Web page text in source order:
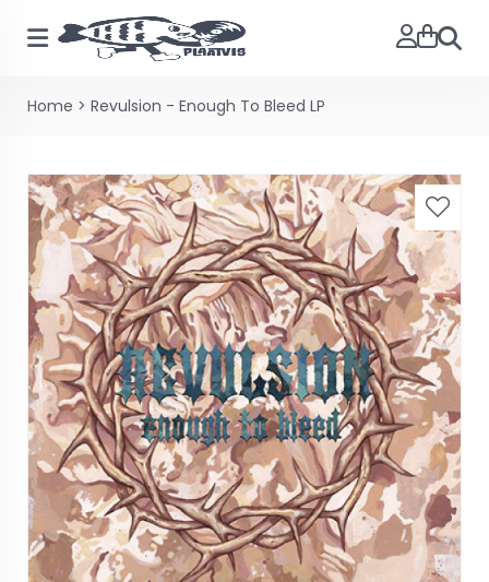
Home > Revulsion - Enough To Bleed LP